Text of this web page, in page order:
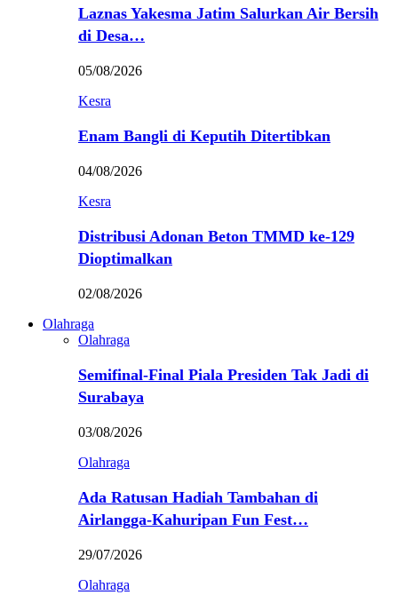
Laznas Yakesma Jatim Salurkan Air Bersih
di Desa…
05/08/2026
Kesra
Enam Bangli di Keputih Ditertibkan
04/08/2026
Kesra
Distribusi Adonan Beton TMMD ke-129
Dioptimalkan
02/08/2026
Olahraga
Olahraga
Semifinal-Final Piala Presiden Tak Jadi di
Surabaya
03/08/2026
Olahraga
Ada Ratusan Hadiah Tambahan di
Airlangga-Kahuripan Fun Fest…
29/07/2026
Olahraga